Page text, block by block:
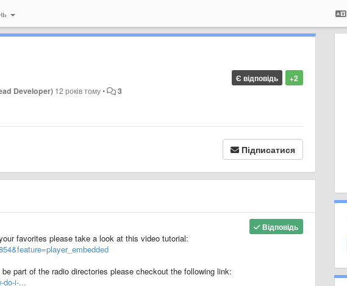
+2
Є відповідь
Developer) 12 років тому• 3
Підписатися
Відповідь
favorites please take a look at this video tutorial:
part of the radio directories please checkout the following link:
do-i-...